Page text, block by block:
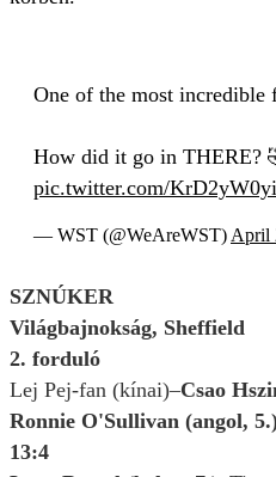
One of the most incredible
How did it go in THERE?
pic.twitter.com/
— WST (@WeAreWST) April
SZNÚKER
Világbajnokság, Sheffield
2. forduló
Lej Pej-fan (kínai)–Csao
Ronnie O'Sullivan (angol,
13:4